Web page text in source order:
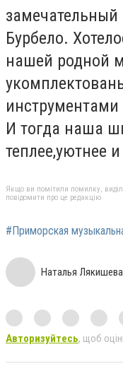
Бурбело.
нашей родной
И тогда наша
теплее,уютнее
Якщо ви помітили помилку,
повідомити про це редакцію
#Приморская
Наталья Лякишева
Авторизуйтесь, щоб